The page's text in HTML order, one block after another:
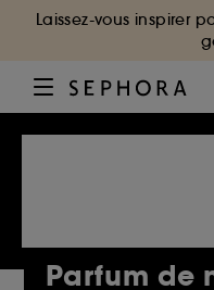
Laissez-vous inspirer
Parfum de